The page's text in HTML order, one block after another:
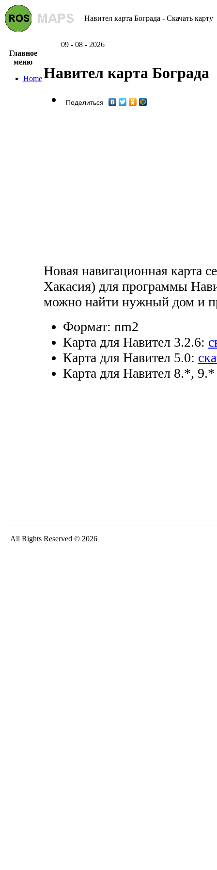
Навител карта Бограда - Скачать карту
09 - 08 - 2026
Главное
меню
HomeНавител карта Бограда
Поделиться
Новая навигационная карта
Хакасия) для программы
можно найти нужный дом и
Формат: nm2
Карта для Навител 3.2.6:
Карта для Навител 5.0:
Карта для Навител 8.*,
All Rights Reserved © 2026